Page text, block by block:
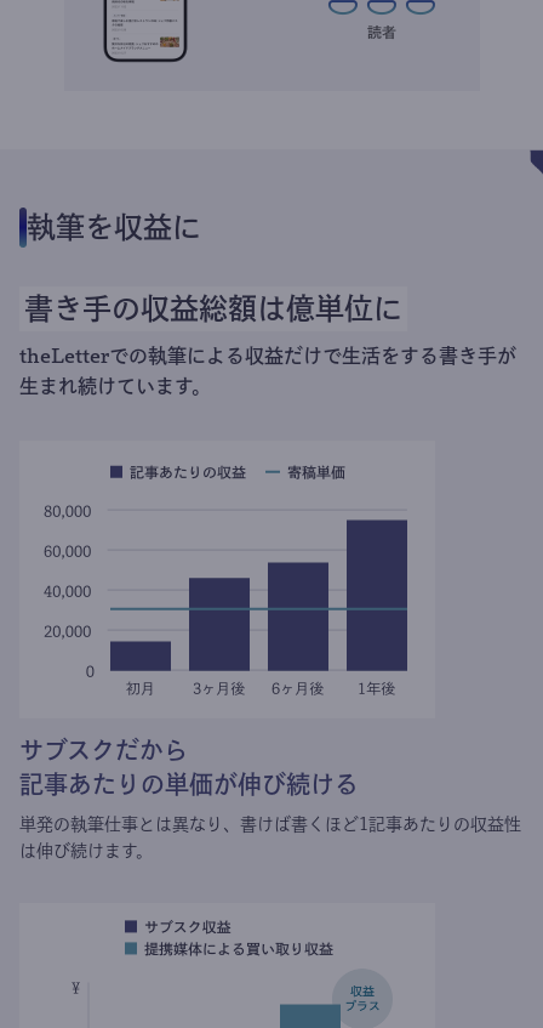
執筆を収益に
書き手の収益総額は億単位に
theLetterでの執筆による収益だけで生活をする書き手が
生まれ続けています。
サブスクだから
記事あたりの単価が伸び続ける
単発の執筆仕事とは異なり、 書けば書くほど1記事あたりの収益性
は伸び続けます。